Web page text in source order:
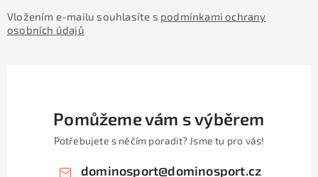
Vložením e-mailu souhlasíte s podmínkami ochrany
osobních údajů
Pomůžeme vám s výběrem
Potřebujete s něčím poradit? Jsme tu pro vás!
dominosport@dominosport.cz